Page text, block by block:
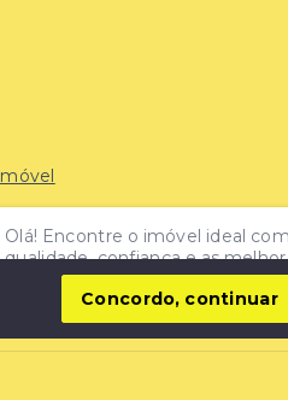
Olá! Encontre o imóvel ideal
qualidade, confiança e as
mercado!
Concordo, continuar